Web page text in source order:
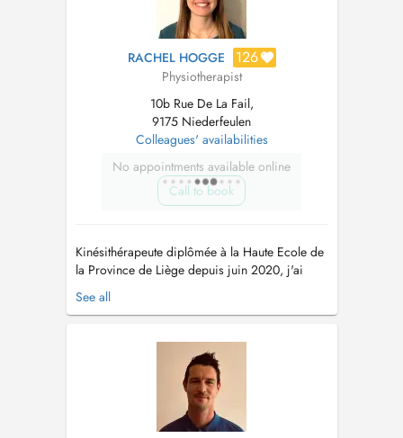
RACHEL HOGGE 126
Physiotherapist
10b Rue De La Fail,
9175 Niederfeulen
Colleagues' availabilities
No appointments available online
Call to book
Kinésithérapeute diplômée à la Haute Ecole de
la Province de Liège depuis juin 2020, j'ai
travaillé pendant 3 ans à l'ile de la Réunion
ainsi qu'une année en France. Je débute mon
kinésithérapie Fux-Winbomont. Formée sur
l'épaule, la lombalgie, les ne...
See all